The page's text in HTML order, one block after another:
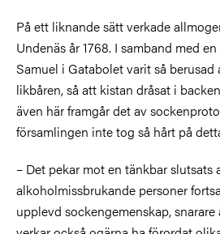
På ett liknande sätt verkade
Undenäs år 1768. I samband med
Samuel i Gatabolet varit så
likbåren, så att kistan dråsat i
även här framgår det av
församlingen inte tog så hårt på
– Det pekar mot en tänkbar slutsats
alkoholmissbrukande personer
upplevd sockengemenskap,